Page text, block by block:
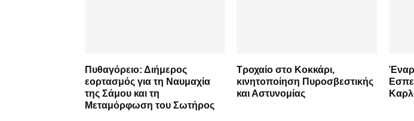
Πυθαγόρειο: Διήμερος
εορτασμός για τη Ναυμαχία
της Σάμου και τη
Μεταμόρφωση του Σωτήρος
Τροχαίο στο Κοκκάρι,
κινητοποίηση Πυροσβεστικής
και Αστυνομίας